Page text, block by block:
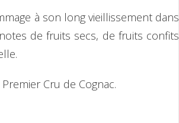
à son long vieillissement dans
de fruits secs, de fruits confits
Cru de Cognac.